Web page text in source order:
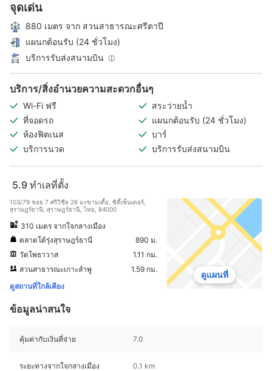
จุดเด่น
880 เมตร จาก สวนสาธารณะศรีตาปี
แผนกต้อนรับ (24 ชั่วโมง)
บริการรับส่งสนามบิน
บริการ/สิ่งอำนวยความสะดวกอื่นๆ
Wi-Fi ฟรี
สระว่ายน้ำ
ที่จอดรถ
แผนกต้อนรับ (24 ชั่วโมง)
ห้องฟิตเนส
บาร์
บริการนวด
บริการรับส่งสนามบิน
5.9 ทำเลที่ตั้ง
103/79 ซอย 7 ศรีวิชีย 26 มะขามเตี้ย, ซิตี้เซ็นเตอร์,
สุราษฎร์ธานี, สุราษฎร์ธานี, ไทย, 84000
310 เมตร จากใจกลางเมือง
ตลาดโต้รุ่งสุราษฎร์ธานี
890 ม.
วัดโพธาวาส
1.11 กม.
สวนสาธารณะเกาะลำพู
1.59 กม.
ดูสถานที่ใกล้เคียง
ดูแผนที่
ข้อมูลน่าสนใจ
คุ้มค่ากับเงินที่จ่าย 7.0
ระยะทางจากใจกลางเมือง 0.1 km